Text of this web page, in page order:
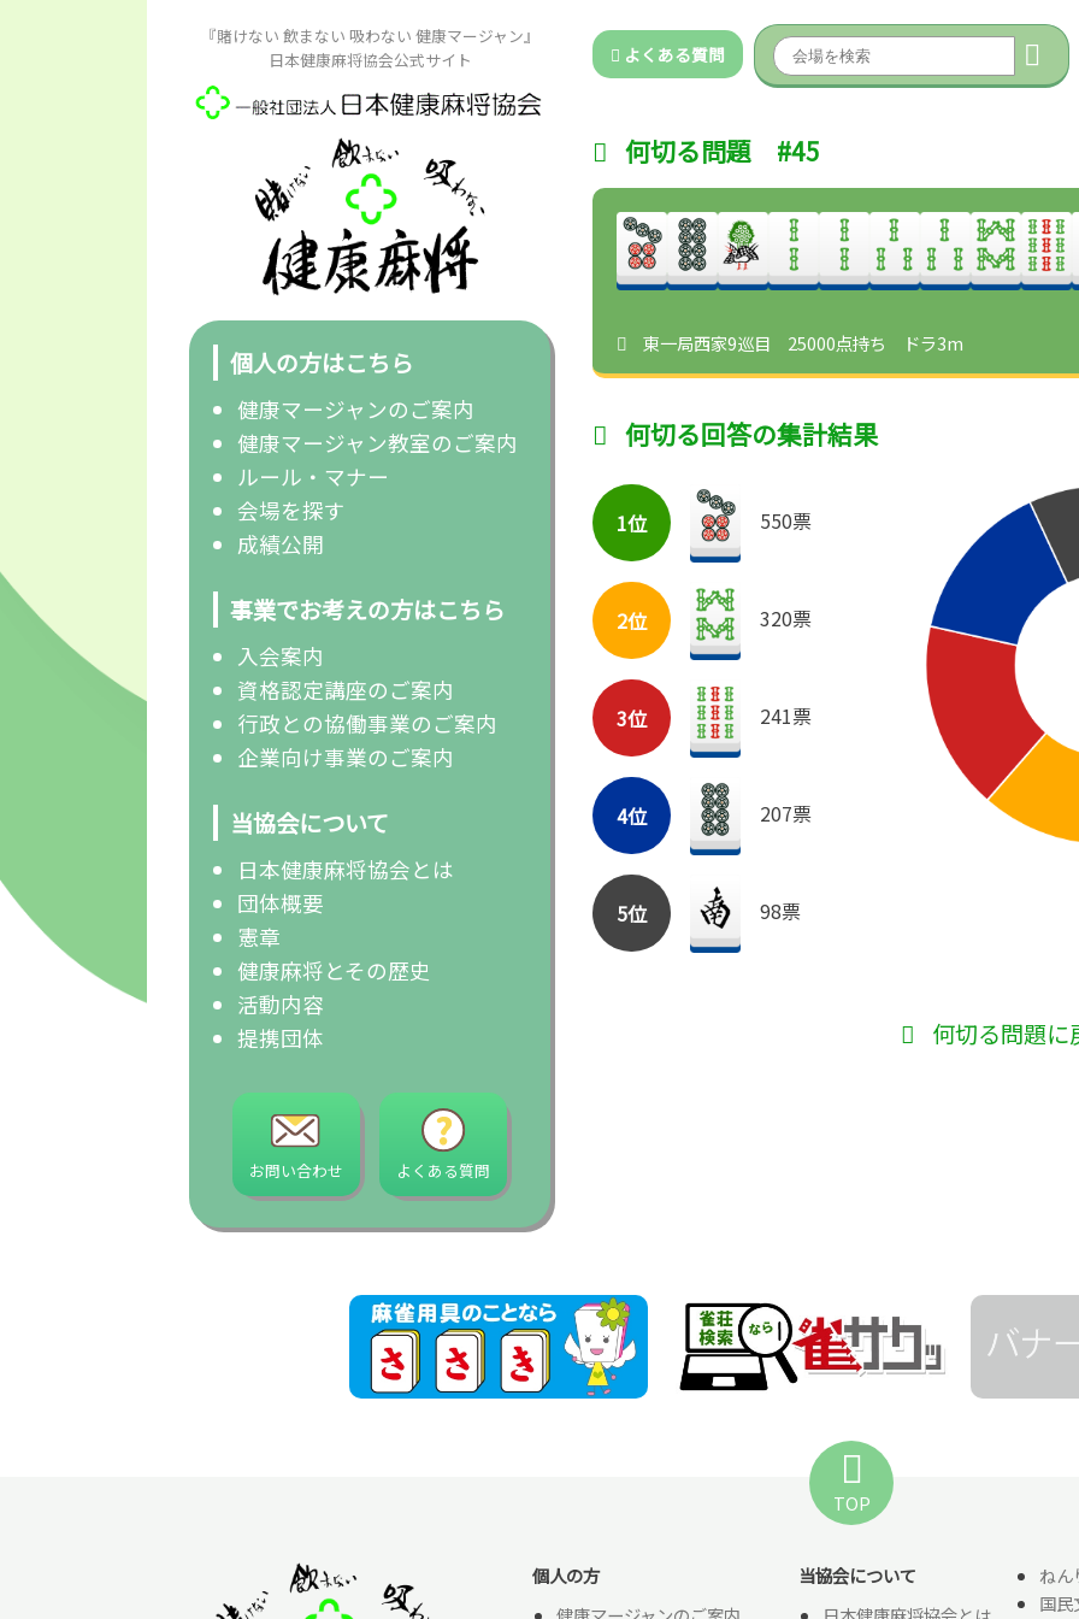
『賭けない 飲まない 吸わない 健康マージャン』
日本健康麻将協会公式サイト
個人の方はこちら
健康マージャンのご案内
健康マージャン教室のご案内
ルール・マナー
会場を探す
成績公開
事業でお考えの方はこちら
入会案内
資格認定講座のご案内
行政との協働事業のご案内
企業向け事業のご案内
当協会について
日本健康麻将協会とは
団体概要
憲章
健康麻将とその歴史
活動内容
提携団体
お問い合わせ よくある質問
よくある質問
何切る問題 #45
東一局西家9巡目 25000点持ち ドラ3m
何切る回答の集計結果
1位 550票
2位 320票
3位 241票
4位 207票
5位 98票
何切る問題に
TOP
個人の方
当協会について
ねん
国民